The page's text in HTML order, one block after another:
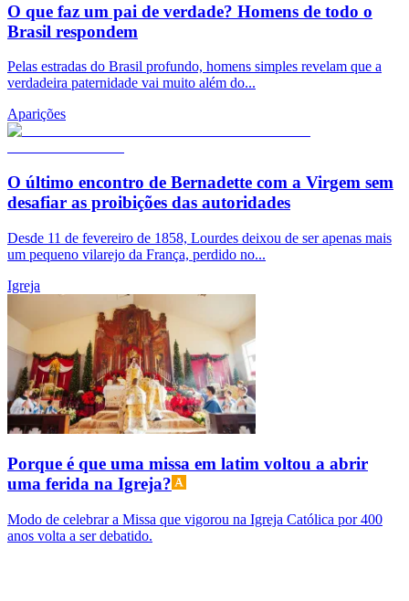
O que faz um pai de verdade? Homens de todo o
Brasil respondem
Pelas estradas do Brasil profundo, homens simples revelam que a
verdadeira paternidade vai muito além do...
Aparições
O último encontro de Bernadette com a Virgem sem
desafiar as proibições das autoridades
Desde 11 de fevereiro de 1858, Lourdes deixou de ser apenas mais
um pequeno vilarejo da França, perdido no...
Igreja
Porque é que uma missa em latim voltou a abrir
uma ferida na Igreja?
Modo de celebrar a Missa que vigorou na Igreja Católica por 400
anos volta a ser debatido.